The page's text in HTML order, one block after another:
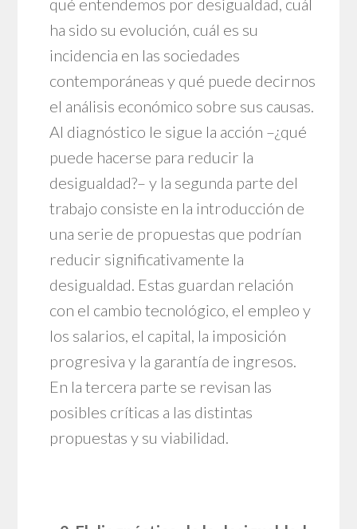
qué entendemos por desigualdad, cuál
ha sido su evolución, cuál es su
incidencia en las sociedades
contemporáneas y qué puede decirnos
el análisis económico sobre sus causas.
Al diagnóstico le sigue la acción –¿qué
puede hacerse para reducir la
desigualdad?– y la segunda parte del
trabajo consiste en la introducción de
una serie de propuestas que podrían
reducir significativamente la
desigualdad. Estas guardan relación
con el cambio tecnológico, el empleo y
los salarios, el capital, la imposición
progresiva y la garantía de ingresos.
En la tercera parte se revisan las
posibles críticas a las distintas
propuestas y su viabilidad.